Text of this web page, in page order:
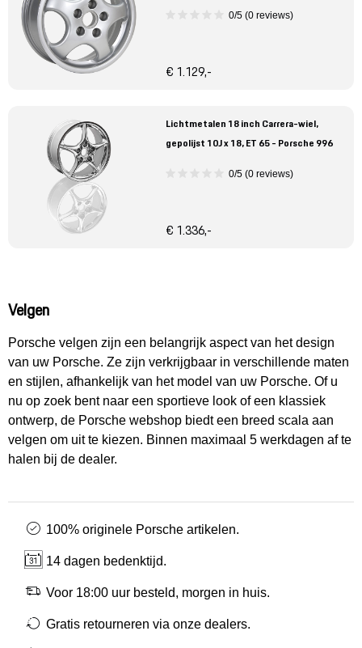
0/5 (0 reviews)
€ 1.129,-
Lichtmetalen 18 inch Carrera-wiel,
gepolijst 10J x 18, ET 65 - Porsche 996
0/5 (0 reviews)
€ 1.336,-
Velgen
Porsche velgen zijn een belangrijk aspect van het design
van uw Porsche. Ze zijn verkrijgbaar in verschillende maten
en stijlen, afhankelijk van het model van uw Porsche. Of u
nu op zoek bent naar een sportieve look of een klassiek
ontwerp, de Porsche webshop biedt een breed scala aan
velgen om uit te kiezen. Binnen maximaal 5 werkdagen af te
halen bij de dealer.
100% originele Porsche artikelen.
14 dagen bedenktijd.
Voor 18:00 uur besteld, morgen in huis.
Gratis retourneren via onze dealers.